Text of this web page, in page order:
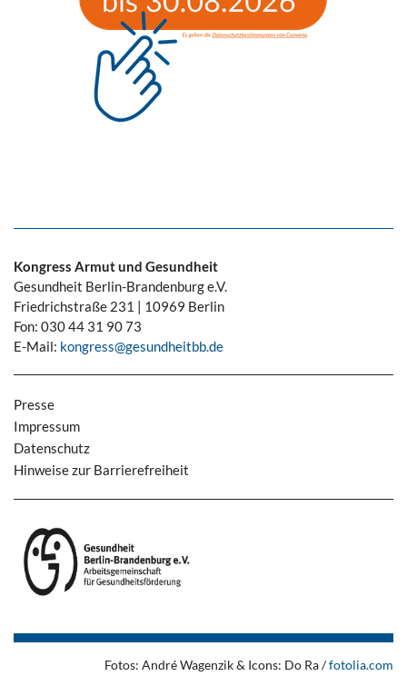
Kongress Armut und Gesundheit
Gesundheit Berlin-Brandenburg e.V.
Friedrichstraße 231 | 10969 Berlin
Fon: 030 44 31 90 73
E-Mail: kongress@gesundheitbb.de
Presse
Impressum
Datenschutz
Hinweise zur Barrierefreiheit
Fotos: André Wagenzik & Icons: Do Ra /fotolia.com